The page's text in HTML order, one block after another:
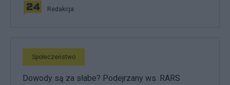
Redakcja
Społeczeństwo
Dowody są za słabe? Podejrzany ws. RARS